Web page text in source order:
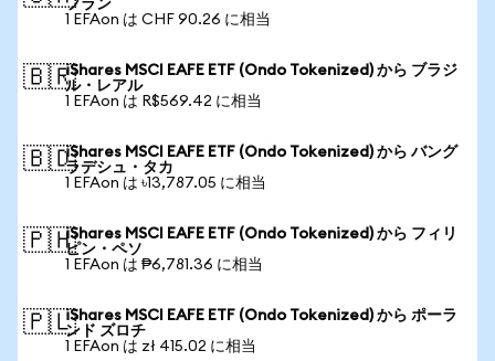
フラン
1 EFAon は CHF 90.26 に相当
🇧🇷iShares MSCI EAFE ETF (Ondo Tokenized) から ブラジ
ル・レアル
1 EFAon は R$569.42 に相当
🇧🇩iShares MSCI EAFE ETF (Ondo Tokenized) から バング
ラデシュ・タカ
1 EFAon は ৳13,787.05 に相当
🇵🇭iShares MSCI EAFE ETF (Ondo Tokenized) から フィリ
ピン・ペソ
1 EFAon は ₱6,781.36 に相当
🇵🇱iShares MSCI EAFE ETF (Ondo Tokenized) から ポーラ
ンド ズロチ
1 EFAon は zł 415.02 に相当